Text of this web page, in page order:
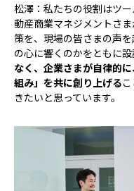
松澤：私たちの役割はツ
動産商業マネジメントさ
策を、現場の皆さまの声
の心に響くのかをともに設
なく、企業さまが自律的
組み」を共に創り上げる
きたいと思っています。